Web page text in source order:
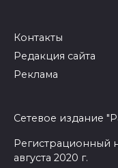
Контакты
Редакция сайта
Реклама
Сетевое издание
Регистрационный
августа 2020 г.